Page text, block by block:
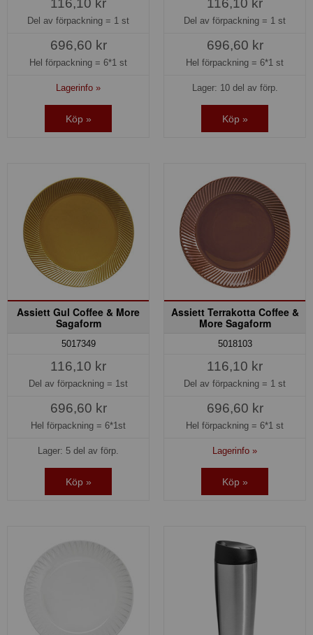
116,10 kr
Del av förpackning = 1 st
696,60 kr
Hel förpackning = 6*1 st
Lagerinfo »
Köp »
116,10 kr
Del av förpackning = 1 st
696,60 kr
Hel förpackning = 6*1 st
Lager: 10 del av förp.
Köp »
Assiett Gul Coffee & More
Sagaform
5017349
116,10 kr
Del av förpackning = 1st
696,60 kr
Hel förpackning = 6*1st
Lager: 5 del av förp.
Köp »
Assiett Terrakotta Coffee &
More Sagaform
5018103
116,10 kr
Del av förpackning = 1 st
696,60 kr
Hel förpackning = 6*1 st
Lagerinfo »
Köp »